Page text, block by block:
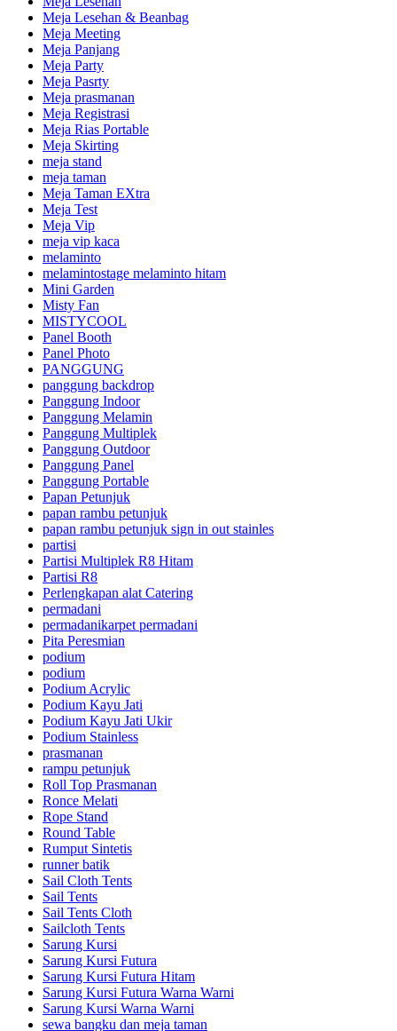
Meja Lesehan & Beanbag
Meja Meeting
Meja Panjang
Meja Party
Meja Pasrty
Meja prasmanan
Meja Registrasi
Meja Rias Portable
Meja Skirting
meja stand
meja taman
Meja Taman EXtra
Meja Test
Meja Vip
meja vip kaca
melaminto
melamintostage melaminto hitam
Mini Garden
Misty Fan
MISTYCOOL
Panel Booth
Panel Photo
PANGGUNG
panggung backdrop
Panggung Indoor
Panggung Melamin
Panggung Multiplek
Panggung Outdoor
Panggung Panel
Panggung Portable
Papan Petunjuk
papan rambu petunjuk
papan rambu petunjuk sign in out stainles
partisi
Partisi Multiplek R8 Hitam
Partisi R8
Perlengkapan alat Catering
permadani
permadanikarpet permadani
Pita Peresmian
podium
podium
Podium Acrylic
Podium Kayu Jati
Podium Kayu Jati Ukir
Podium Stainless
prasmanan
rampu petunjuk
Roll Top Prasmanan
Ronce Melati
Rope Stand
Round Table
Rumput Sintetis
runner batik
Sail Cloth Tents
Sail Tents
Sail Tents Cloth
Sailcloth Tents
Sarung Kursi
Sarung Kursi Futura
Sarung Kursi Futura Hitam
Sarung Kursi Futura Warna Warni
Sarung Kursi Warna Warni
sewa bangku dan meja taman